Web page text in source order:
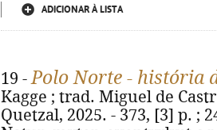
ADICIONAR À LISTA
19 -Polo Norte - história
Kagge ; trad. Miguel de
Quetzal, 2025. - 373, [3] p. ;